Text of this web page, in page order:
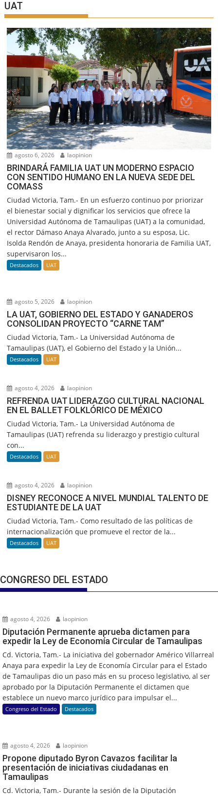
UAT
agosto 6, 2026 laopinion
BRINDARÁ FAMILIA UAT UN MODERNO ESPACIO
CON SENTIDO HUMANO EN LA NUEVA SEDE DEL
COMASS
Ciudad Victoria, Tam.- En un esfuerzo continuo por priorizar
el bienestar social y dignificar los servicios que ofrece la
Universidad Autónoma de Tamaulipas (UAT) a la comunidad,
el rector Dámaso Anaya Alvarado, junto a su esposa, Lic.
Isolda Rendón de Anaya, presidenta honoraria de Familia UAT,
supervisaron los...
Destacados UAT
agosto 5, 2026 laopinion
LA UAT, GOBIERNO DEL ESTADO Y GANADEROS
CONSOLIDAN PROYECTO “CARNE TAM”
Ciudad Victoria, Tam.- La Universidad Autónoma de
Tamaulipas (UAT), el Gobierno del Estado y la Unión...
Destacados UAT
agosto 4, 2026 laopinion
REFRENDA UAT LIDERAZGO CULTURAL NACIONAL
EN EL BALLET FOLKLÓRICO DE MÉXICO
Ciudad Victoria, Tam.- La Universidad Autónoma de
Tamaulipas (UAT) refrenda su liderazgo y prestigio cultural
con...
Destacados UAT
agosto 4, 2026 laopinion
DISNEY RECONOCE A NIVEL MUNDIAL TALENTO DE
ESTUDIANTE DE LA UAT
Ciudad Victoria, Tam.- Como resultado de las políticas de
internacionalización que promueve el rector de la...
Destacados UAT
CONGRESO DEL ESTADO
agosto 4, 2026 laopinion
Diputación Permanente aprueba dictamen para
expedir la Ley de Economía Circular de Tamaulipas
Cd. Victoria, Tam.- La iniciativa del gobernador Américo Villarreal
Anaya para expedir la Ley de Economía Circular para el Estado
de Tamaulipas dio un paso más en su proceso legislativo, al ser
aprobado por la Diputación Permanente el dictamen que
establece un nuevo marco jurídico para impulsar el...
Congreso del Estado Destacados
agosto 4, 2026 laopinion
Propone diputado Byron Cavazos facilitar la
presentación de iniciativas ciudadanas en
Tamaulipas
Cd. Victoria, Tam.- Durante la sesión de la Diputación